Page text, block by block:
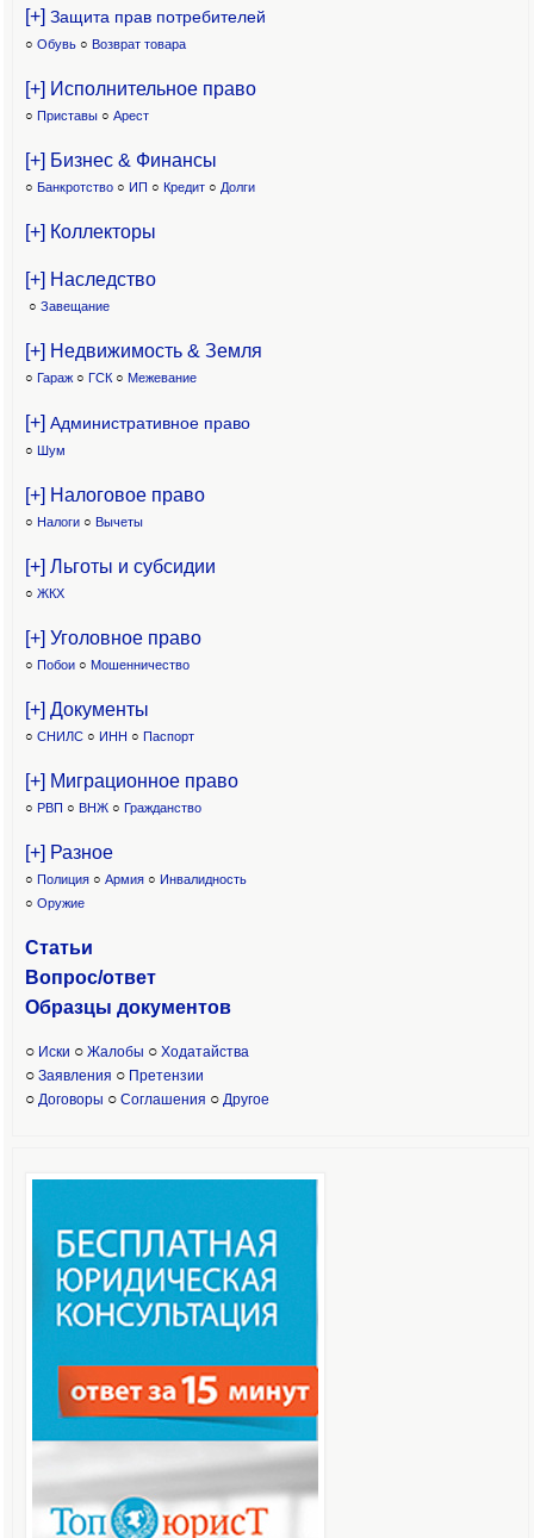
[+] Защита прав потребителей
○ Обувь ○ Возврат товара
[+] Исполнительное право
○ Приставы ○ Арест
[+] Бизнес & Финансы
○ Банкротство ○ ИП ○ Кредит ○ Долги
[+] Коллекторы
[+] Наследство
○ Завещание
[+] Недвижимость & Земля
○ Гараж ○ ГСК ○ Межевание
[+] Административное право
○ Шум
[+] Налоговое право
○ Налоги ○ Вычеты
[+] Льготы и субсидии
○ ЖКХ
[+] Уголовное право
○ Побои ○ Мошенничество
[+] Документы
○ СНИЛС ○ ИНН ○ Паспорт
[+] Миграционное право
○ РВП ○ ВНЖ ○ Гражданство
[+] Разное
○ Полиция ○ Армия ○ Инвалидность
○ Оружие
Статьи
Вопрос/ответ
Образцы документов
○ Иски ○ Жалобы ○ Ходатайства
○ Заявления ○ Претензии
○ Договоры ○ Соглашения ○ Другое